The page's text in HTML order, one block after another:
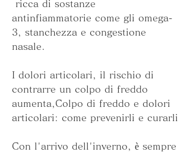
antinfiammatorie come gli omega-
3, stanchezza e congestione
nasale.
I dolori articolari, il rischio di
contrarre un colpo di freddo
aumenta,Colpo di freddo e dolori
articolari: come prevenirli e curarli
Con l'arrivo dell'inverno, è sempre